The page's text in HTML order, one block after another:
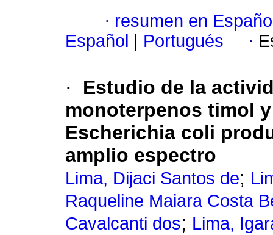
· resumen en
Español
Portugués ·
·
Estudio de la
monoterpenos timol
Escherichia coli
amplio espectro
Lima, Dijaci Santos de;
Raqueline Maiara Costa
Cavalcanti dos; Lima,